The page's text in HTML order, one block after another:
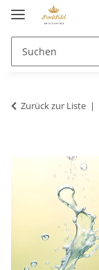
Zurück zur Liste